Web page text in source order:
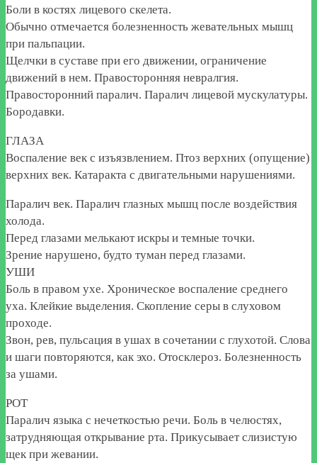
Боли в костях лицевого скелета.
Обычно отмечается болезненность жевательных мышц
при пальпации.
Щелчки в суставе при его движении, ограничение
движений в нем. Правосторонняя невралгия.
Правосторонний паралич. Паралич лицевой мускулатуры.
Бородавки.
ГЛАЗА
Воспаление век с изъязвлением. Птоз верхних (опущение)
верхних век. Катаракта с двигательными нарушениями.
Паралич век. Паралич глазных мышц после воздействия
холода.
Перед глазами мелькают искры и темные точки.
Зрение нарушено, будто туман перед глазами.
УШИ
Боль в правом ухе. Хроническое воспаление среднего
уха. Клейкие выделения. Скопление серы в слуховом
проходе.
Звон, рев, пульсация в ушах в сочетании с глухотой. Слова
и шаги повторяются, как эхо. Отосклероз. Болезненность
за ушами.
РОТ
Паралич языка с нечеткостью речи. Боль в челюстях,
затрудняющая открывание рта. Прикусывает слизистую
щек при жевании.